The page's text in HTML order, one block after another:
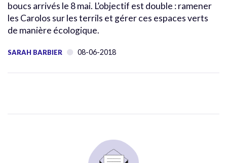
boucs arrivés le 8 mai. L’objectif est double : ramener
les Carolos sur les terrils et gérer ces espaces verts
de manière écologique.
SARAH BARBIER 08-06-2018